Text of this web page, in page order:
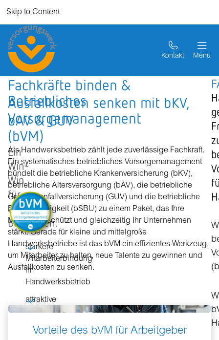
Skip to Content
Kontakt Menü
Betriebliches
Vorsorgemanagement
(bVM)
Ein
Win-
Win
für
alle
Beteiligten.
stärkere
Mitarbeiterbindung
im
Handwerksbetrieb
attraktive
Vorteile
Wettbewerb
Fachkräfte binden &
Ausfallkosten senken mit bKV,
bAV & GUV
Als Handwerksbetrieb zählt jede zuverlässige Fachkraft.
Ein systematisches betriebliches Vorsorgemanagement
bündelt die betriebliche Krankenversicherung (bKV),
betriebliche Altersversorgung (bAV), die betriebliche
Gruppenunfallversicherung (GUV) und die betriebliche
Berufsunfähigkeit (bSBU) zu einem Paket, das Ihre
Mitarbeiter schützt und gleichzeitig Ihr Unternehmen
stärkt. Gerade für kleine und mittelgroße
Handwerksbetriebe ist das bVM ein effizientes Werkzeug,
um Mitarbeiter zu halten, neue Talente zu gewinnen und
Ausfallkosten zu senken.
Vorteile des bVM für Arbeitgeber